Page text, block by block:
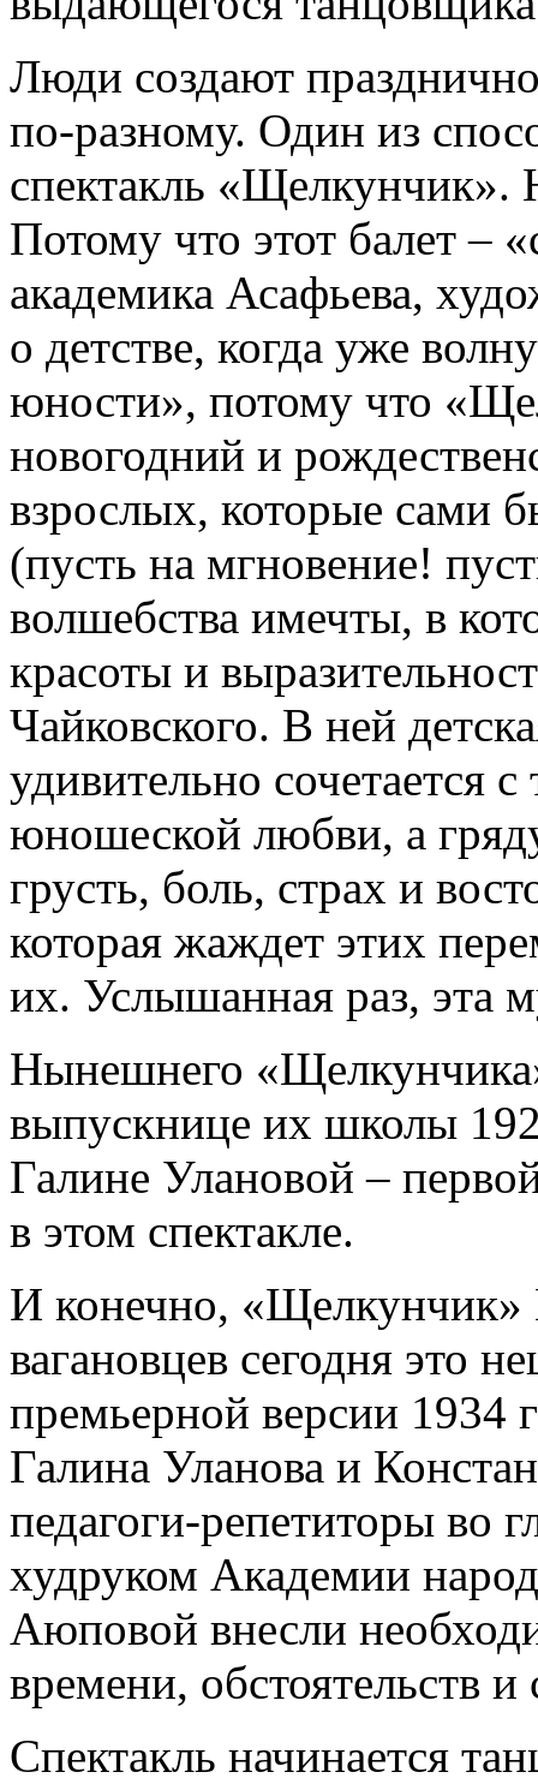
Люди создают
по-разному. Один из
спектакль
Потому что этот балет –
академика Асафьева,
о детстве, когда уже
юности», потому что
новогодний и
взрослых, которые сами
(пусть на мгновение!
волшебства имечты, в
красоты и
Чайковского. В ней
удивительно сочетается
юношеской любви, а
грусть, боль, страх и
которая жаждет этих
их. Услышанная раз, эта
Нынешнего
выпускнице их школы
Галине Улановой –
в этом спектакле.
И конечно, «Щелкунчик»
вагановцев сегодня это
премьерной версии 1934
Галина Уланова и
педагоги-репетиторы во
худруком Академии
Аюповой внесли
времени, обстоятельств и
Спектакль начинается